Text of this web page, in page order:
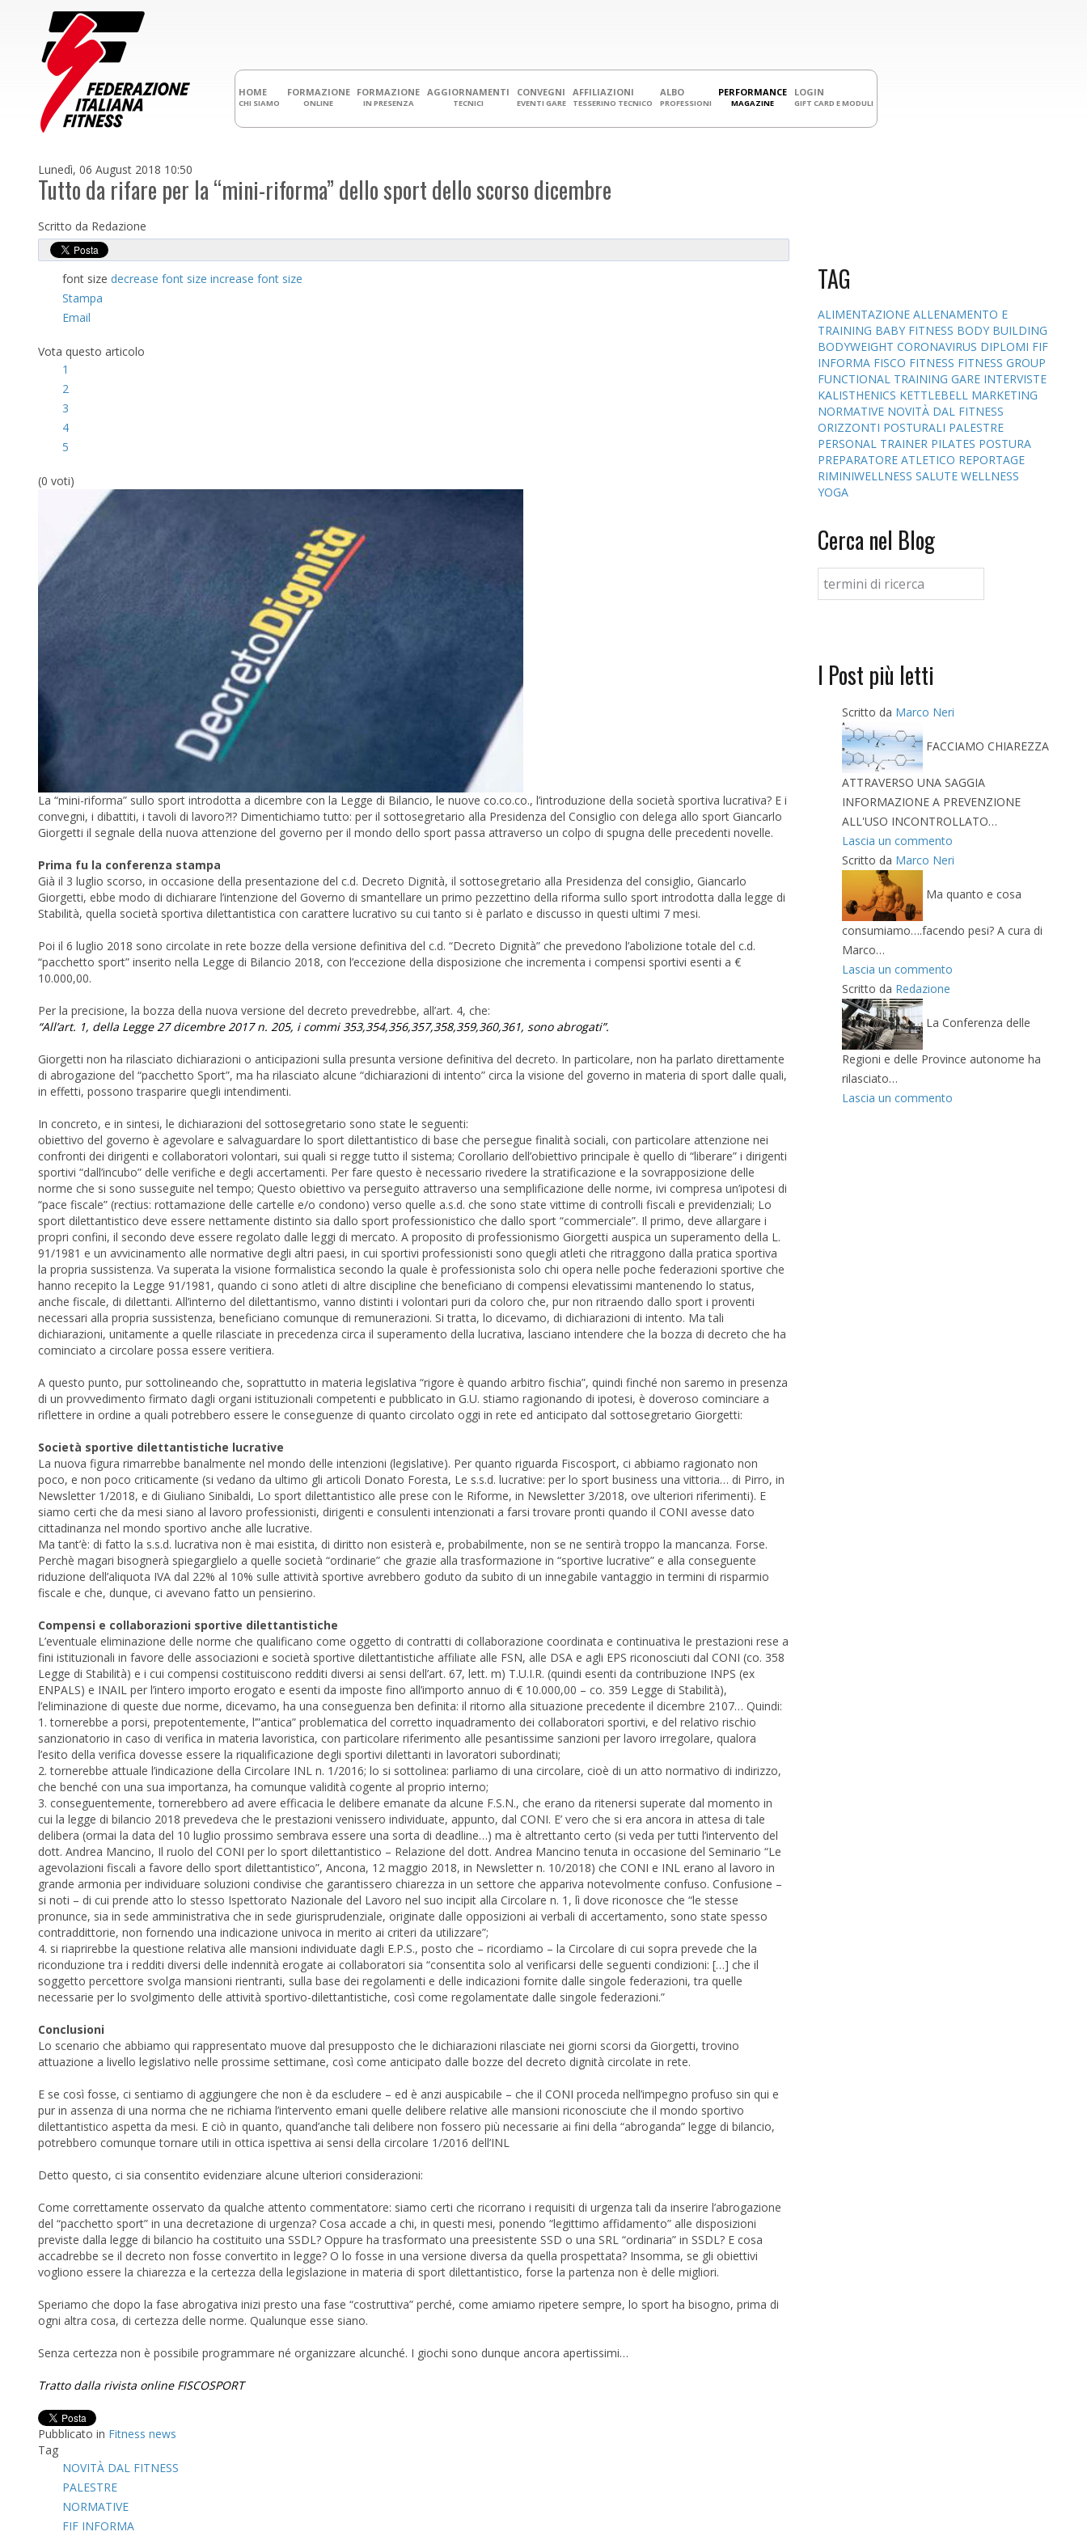
HOME
CHI SIAMO
FORMAZIONE
ONLINE
FORMAZIONE
IN PRESENZA
AGGIORNAMENTI
TECNICI
CONVEGNI
EVENTI GARE
AFFILIAZIONI
TESSERINO TECNICO
ALBO
PROFESSIONI
PERFORMANCE
MAGAZINE
LOGIN
GIFT CARD E MODULI
Lunedì, 06 August 2018 10:50
Tutto da rifare per la “mini-riforma” dello sport dello scorso dicembre
Scritto da Redazione
font size decrease font size increase font size
Stampa
Email
Vota questo articolo
1
2
3
4
5
(0 voti)
La “mini-riforma” sullo sport introdotta a dicembre con la Legge di Bilancio, le nuove co.co.co., l’introduzione della società sportiva lucrativa? E i
convegni, i dibattiti, i tavoli di lavoro?!? Dimentichiamo tutto: per il sottosegretario alla Presidenza del Consiglio con delega allo sport Giancarlo
Giorgetti il segnale della nuova attenzione del governo per il mondo dello sport passa attraverso un colpo di spugna delle precedenti novelle.
Prima fu la conferenza stampa
Già il 3 luglio scorso, in occasione della presentazione del c.d. Decreto Dignità, il sottosegretario alla Presidenza del consiglio, Giancarlo
Giorgetti, ebbe modo di dichiarare l’intenzione del Governo di smantellare un primo pezzettino della riforma sullo sport introdotta dalla legge di
Stabilità, quella società sportiva dilettantistica con carattere lucrativo su cui tanto si è parlato e discusso in questi ultimi 7 mesi.
Poi il 6 luglio 2018 sono circolate in rete bozze della versione definitiva del c.d. “Decreto Dignità” che prevedono l’abolizione totale del c.d.
“pacchetto sport” inserito nella Legge di Bilancio 2018, con l’eccezione della disposizione che incrementa i compensi sportivi esenti a €
10.000,00.
Per la precisione, la bozza della nuova versione del decreto prevedrebbe, all’art. 4, che:
“All’art. 1, della Legge 27 dicembre 2017 n. 205, i commi 353,354,356,357,358,359,360,361, sono abrogati”.
Giorgetti non ha rilasciato dichiarazioni o anticipazioni sulla presunta versione definitiva del decreto. In particolare, non ha parlato direttamente
di abrogazione del “pacchetto Sport”, ma ha rilasciato alcune “dichiarazioni di intento” circa la visione del governo in materia di sport dalle quali,
in effetti, possono trasparire quegli intendimenti.
In concreto, e in sintesi, le dichiarazioni del sottosegretario sono state le seguenti:
obiettivo del governo è agevolare e salvaguardare lo sport dilettantistico di base che persegue finalità sociali, con particolare attenzione nei
confronti dei dirigenti e collaboratori volontari, sui quali si regge tutto il sistema; Corollario dell’obiettivo principale è quello di “liberare” i dirigenti
sportivi “dall’incubo” delle verifiche e degli accertamenti. Per fare questo è necessario rivedere la stratificazione e la sovrapposizione delle
norme che si sono susseguite nel tempo; Questo obiettivo va perseguito attraverso una semplificazione delle norme, ivi compresa un’ipotesi di
“pace fiscale” (rectius: rottamazione delle cartelle e/o condono) verso quelle a.s.d. che sono state vittime di controlli fiscali e previdenziali; Lo
sport dilettantistico deve essere nettamente distinto sia dallo sport professionistico che dallo sport “commerciale”. Il primo, deve allargare i
propri confini, il secondo deve essere regolato dalle leggi di mercato. A proposito di professionismo Giorgetti auspica un superamento della L.
91/1981 e un avvicinamento alle normative degli altri paesi, in cui sportivi professionisti sono quegli atleti che ritraggono dalla pratica sportiva
la propria sussistenza. Va superata la visione formalistica secondo la quale è professionista solo chi opera nelle poche federazioni sportive che
hanno recepito la Legge 91/1981, quando ci sono atleti di altre discipline che beneficiano di compensi elevatissimi mantenendo lo status,
anche fiscale, di dilettanti. All’interno del dilettantismo, vanno distinti i volontari puri da coloro che, pur non ritraendo dallo sport i proventi
necessari alla propria sussistenza, beneficiano comunque di remunerazioni. Si tratta, lo dicevamo, di dichiarazioni di intento. Ma tali
dichiarazioni, unitamente a quelle rilasciate in precedenza circa il superamento della lucrativa, lasciano intendere che la bozza di decreto che ha
cominciato a circolare possa essere veritiera.
A questo punto, pur sottolineando che, soprattutto in materia legislativa “rigore è quando arbitro fischia”, quindi finché non saremo in presenza
di un provvedimento firmato dagli organi istituzionali competenti e pubblicato in G.U. stiamo ragionando di ipotesi, è doveroso cominciare a
riflettere in ordine a quali potrebbero essere le conseguenze di quanto circolato oggi in rete ed anticipato dal sottosegretario Giorgetti:
Società sportive dilettantistiche lucrative
La nuova figura rimarrebbe banalmente nel mondo delle intenzioni (legislative). Per quanto riguarda Fiscosport, ci abbiamo ragionato non
poco, e non poco criticamente (si vedano da ultimo gli articoli Donato Foresta, Le s.s.d. lucrative: per lo sport business una vittoria… di Pirro, in
Newsletter 1/2018, e di Giuliano Sinibaldi, Lo sport dilettantistico alle prese con le Riforme, in Newsletter 3/2018, ove ulteriori riferimenti). E
siamo certi che da mesi siano al lavoro professionisti, dirigenti e consulenti intenzionati a farsi trovare pronti quando il CONI avesse dato
cittadinanza nel mondo sportivo anche alle lucrative.
Ma tant’è: di fatto la s.s.d. lucrativa non è mai esistita, di diritto non esisterà e, probabilmente, non se ne sentirà troppo la mancanza. Forse.
Perchè magari bisognerà spiegarglielo a quelle società “ordinarie” che grazie alla trasformazione in “sportive lucrative” e alla conseguente
riduzione dell’aliquota IVA dal 22% al 10% sulle attività sportive avrebbero goduto da subito di un innegabile vantaggio in termini di risparmio
fiscale e che, dunque, ci avevano fatto un pensierino.
Compensi e collaborazioni sportive dilettantistiche
L’eventuale eliminazione delle norme che qualificano come oggetto di contratti di collaborazione coordinata e continuativa le prestazioni rese a
fini istituzionali in favore delle associazioni e società sportive dilettantistiche affiliate alle FSN, alle DSA e agli EPS riconosciuti dal CONI (co. 358
Legge di Stabilità) e i cui compensi costituiscono redditi diversi ai sensi dell’art. 67, lett. m) T.U.I.R. (quindi esenti da contribuzione INPS (ex
ENPALS) e INAIL per l’intero importo erogato e esenti da imposte fino all’importo annuo di € 10.000,00 – co. 359 Legge di Stabilità),
l’eliminazione di queste due norme, dicevamo, ha una conseguenza ben definita: il ritorno alla situazione precedente il dicembre 2107… Quindi:
1. tornerebbe a porsi, prepotentemente, l’”antica” problematica del corretto inquadramento dei collaboratori sportivi, e del relativo rischio
sanzionatorio in caso di verifica in materia lavoristica, con particolare riferimento alle pesantissime sanzioni per lavoro irregolare, qualora
l’esito della verifica dovesse essere la riqualificazione degli sportivi dilettanti in lavoratori subordinati;
2. tornerebbe attuale l’indicazione della Circolare INL n. 1/2016; lo si sottolinea: parliamo di una circolare, cioè di un atto normativo di indirizzo,
che benché con una sua importanza, ha comunque validità cogente al proprio interno;
3. conseguentemente, tornerebbero ad avere efficacia le delibere emanate da alcune F.S.N., che erano da ritenersi superate dal momento in
cui la legge di bilancio 2018 prevedeva che le prestazioni venissero individuate, appunto, dal CONI. E’ vero che si era ancora in attesa di tale
delibera (ormai la data del 10 luglio prossimo sembrava essere una sorta di deadline…) ma è altrettanto certo (si veda per tutti l’intervento del
dott. Andrea Mancino, Il ruolo del CONI per lo sport dilettantistico – Relazione del dott. Andrea Mancino tenuta in occasione del Seminario “Le
agevolazioni fiscali a favore dello sport dilettantistico”, Ancona, 12 maggio 2018, in Newsletter n. 10/2018) che CONI e INL erano al lavoro in
grande armonia per individuare soluzioni condivise che garantissero chiarezza in un settore che appariva notevolmente confuso. Confusione –
si noti – di cui prende atto lo stesso Ispettorato Nazionale del Lavoro nel suo incipit alla Circolare n. 1, lì dove riconosce che “le stesse
pronunce, sia in sede amministrativa che in sede giurisprudenziale, originate dalle opposizioni ai verbali di accertamento, sono state spesso
contraddittorie, non fornendo una indicazione univoca in merito ai criteri da utilizzare”;
4. si riaprirebbe la questione relativa alle mansioni individuate dagli E.P.S., posto che – ricordiamo – la Circolare di cui sopra prevede che la
riconduzione tra i redditi diversi delle indennità erogate ai collaboratori sia “consentita solo al verificarsi delle seguenti condizioni: […] che il
soggetto percettore svolga mansioni rientranti, sulla base dei regolamenti e delle indicazioni fornite dalle singole federazioni, tra quelle
necessarie per lo svolgimento delle attività sportivo-dilettantistiche, così come regolamentate dalle singole federazioni.”
Conclusioni
Lo scenario che abbiamo qui rappresentato muove dal presupposto che le dichiarazioni rilasciate nei giorni scorsi da Giorgetti, trovino
attuazione a livello legislativo nelle prossime settimane, così come anticipato dalle bozze del decreto dignità circolate in rete.
E se così fosse, ci sentiamo di aggiungere che non è da escludere – ed è anzi auspicabile – che il CONI proceda nell’impegno profuso sin qui e
pur in assenza di una norma che ne richiama l’intervento emani quelle delibere relative alle mansioni riconosciute che il mondo sportivo
dilettantistico aspetta da mesi. E ciò in quanto, quand’anche tali delibere non fossero più necessarie ai fini della “abroganda” legge di bilancio,
potrebbero comunque tornare utili in ottica ispettiva ai sensi della circolare 1/2016 dell’INL
Detto questo, ci sia consentito evidenziare alcune ulteriori considerazioni:
Come correttamente osservato da qualche attento commentatore: siamo certi che ricorrano i requisiti di urgenza tali da inserire l’abrogazione
del “pacchetto sport” in una decretazione di urgenza? Cosa accade a chi, in questi mesi, ponendo “legittimo affidamento” alle disposizioni
previste dalla legge di bilancio ha costituito una SSDL? Oppure ha trasformato una preesistente SSD o una SRL “ordinaria” in SSDL? E cosa
accadrebbe se il decreto non fosse convertito in legge? O lo fosse in una versione diversa da quella prospettata? Insomma, se gli obiettivi
vogliono essere la chiarezza e la certezza della legislazione in materia di sport dilettantistico, forse la partenza non è delle migliori.
Speriamo che dopo la fase abrogativa inizi presto una fase “costruttiva” perché, come amiamo ripetere sempre, lo sport ha bisogno, prima di
ogni altra cosa, di certezza delle norme. Qualunque esse siano.
Senza certezza non è possibile programmare né organizzare alcunché. I giochi sono dunque ancora apertissimi…
Tratto dalla rivista online FISCOSPORT
Pubblicato in Fitness news
Tag
NOVITÀ DAL FITNESS
PALESTRE
NORMATIVE
FIF INFORMA
TAG
ALIMENTAZIONE ALLENAMENTO E
TRAINING BABY FITNESS BODY BUILDING
BODYWEIGHT CORONAVIRUS DIPLOMI FIF
INFORMA FISCO FITNESS FITNESS GROUP
FUNCTIONAL TRAINING GARE INTERVISTE
KALISTHENICS KETTLEBELL MARKETING
NORMATIVE NOVITÀ DAL FITNESS
ORIZZONTI POSTURALI PALESTRE
PERSONAL TRAINER PILATES POSTURA
PREPARATORE ATLETICO REPORTAGE
RIMINIWELLNESS SALUTE WELLNESS
YOGA
Cerca nel Blog
I Post più letti
Scritto da Marco Neri
FACCIAMO CHIAREZZA
ATTRAVERSO UNA SAGGIA
INFORMAZIONE A PREVENZIONE
ALL'USO INCONTROLLATO…
Lascia un commento
Scritto da Marco Neri
Ma quanto e cosa
consumiamo….facendo pesi? A cura di
Marco…
Lascia un commento
Scritto da Redazione
La Conferenza delle
Regioni e delle Province autonome ha
rilasciato…
Lascia un commento